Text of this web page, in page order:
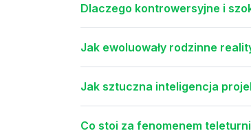
Dlaczego kontrowersyjne i
Jak ewoluowały rodzinne
Jak sztuczna inteligencja
Co stoi za fenomenem